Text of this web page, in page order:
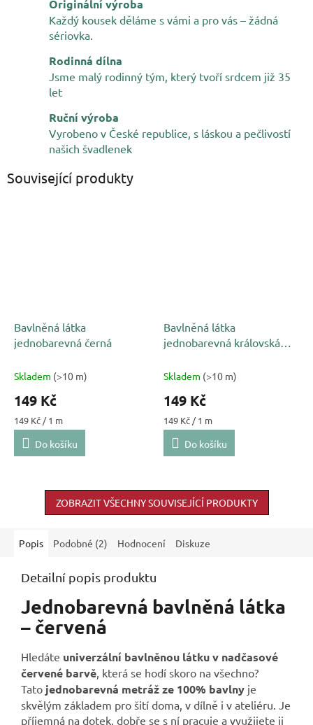
Originální výroba
Každý kousek děláme s vámi a pro vás – žádná
sériovka.
Rodinná dílna
Jsme malý rodinný tým, který tvoří srdcem již 35
let
Ruční výroba
Vyrobeno v České republice, s láskou a pečlivostí
našich švadlenek
Související produkty
Bavlněná látka
jednobarevná černá
Skladem (>10 m)
149 Kč
Měrná
cena:
149 Kč / 1 m
Do košíku
Bavlněná látka
jednobarevná královská
Skladem (>10 m)
149 Kč
Měrná
cena:
149 Kč / 1 m
Do košíku
ZOBRAZIT VŠECHNY SOUVISEJÍCÍ PRODUKTY
Popis Podobné (2) Hodnocení Diskuze
Detailní popis produktu
Jednobarevná bavlněná látka
– červená
Hledáte univerzální bavlněnou látku v nadčasové
červené barvě , která se hodí skoro na všechno?
Tato jednobarevná metráž ze 100% bavlny je
skvělým základem pro šití doma, v dílně i v ateliéru. Je
příjemná na dotek, dobře se s ní pracuje a využijete ji